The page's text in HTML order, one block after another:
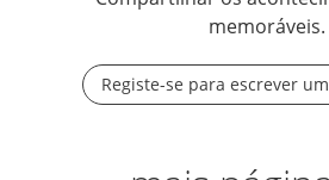
memoráveis.
Registe-se para escrever